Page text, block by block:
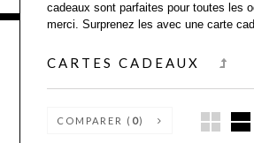
cadeaux sont parfaites pour toutes les
merci. Surprenez les avec une carte
CARTES CADEAUX
COMPARER ( 0)